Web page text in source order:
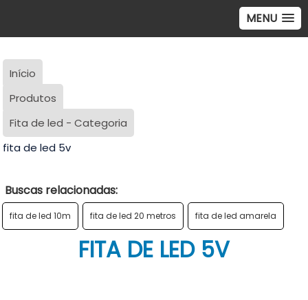
MENU
Início
Produtos
Fita de led - Categoria
fita de led 5v
Buscas relacionadas:
fita de led 10m fita de led 20 metros fita de led amarela
FITA DE LED 5V